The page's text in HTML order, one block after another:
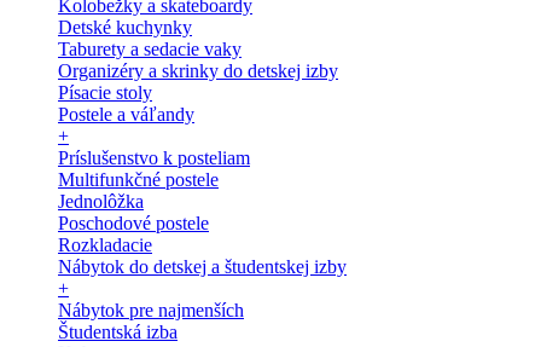
Kolobežky a skateboardy
Detské kuchynky
Taburety a sedacie vaky
Organizéry a skrinky do detskej izby
Písacie stoly
Postele a váľandy
+
Príslušenstvo k posteliam
Multifunkčné postele
Jednolôžka
Poschodové postele
Rozkladacie
Nábytok do detskej a študentskej izby
+
Nábytok pre najmenších
Študentská izba